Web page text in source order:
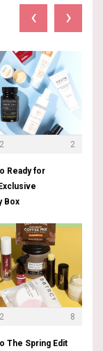
‹ ›
2
Ready for
Box
8
The Spring Edit